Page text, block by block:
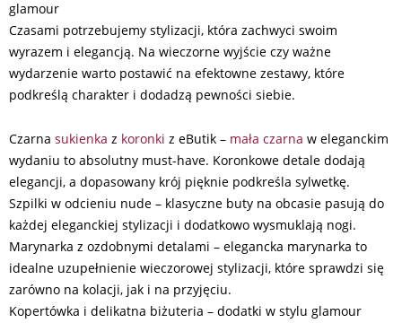
glamour
Czasami potrzebujemy stylizacji, która zachwyci swoim
wyrazem i elegancją. Na wieczorne wyjście czy ważne
wydarzenie warto postawić na efektowne zestawy, które
podkreślą charakter i dodadzą pewności siebie.
Czarna sukienka z koronki z eButik – mała czarna w eleganckim
wydaniu to absolutny must-have. Koronkowe detale dodają
elegancji, a dopasowany krój pięknie podkreśla sylwetkę.
Szpilki w odcieniu nude – klasyczne buty na obcasie pasują do
każdej eleganckiej stylizacji i dodatkowo wysmuklają nogi.
Marynarka z ozdobnymi detalami – elegancka marynarka to
idealne uzupełnienie wieczorowej stylizacji, które sprawdzi się
zarówno na kolacji, jak i na przyjęciu.
Kopertówka i delikatna biżuteria – dodatki w stylu glamour